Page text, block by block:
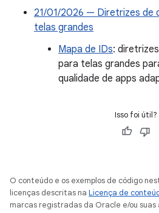
21/01/2026 — Diretrizes de
telas grandes
Mapa de IDs:
para telas grandes
qualidade de apps
Isso foi útil?
O conteúdo e os exemplos de código
licenças descritas na Licença de
marcas registradas da Oracle e/ou suas